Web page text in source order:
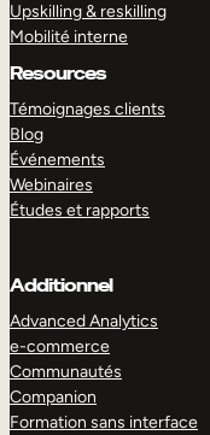
Upskilling & reskilling
Mobilité interne
Resources
Témoignages clients
Blog
Événements
Webinaires
Études et rapports
Additionnel
Advanced Analytics
e-commerce
Communautés
Companion
Formation sans interface